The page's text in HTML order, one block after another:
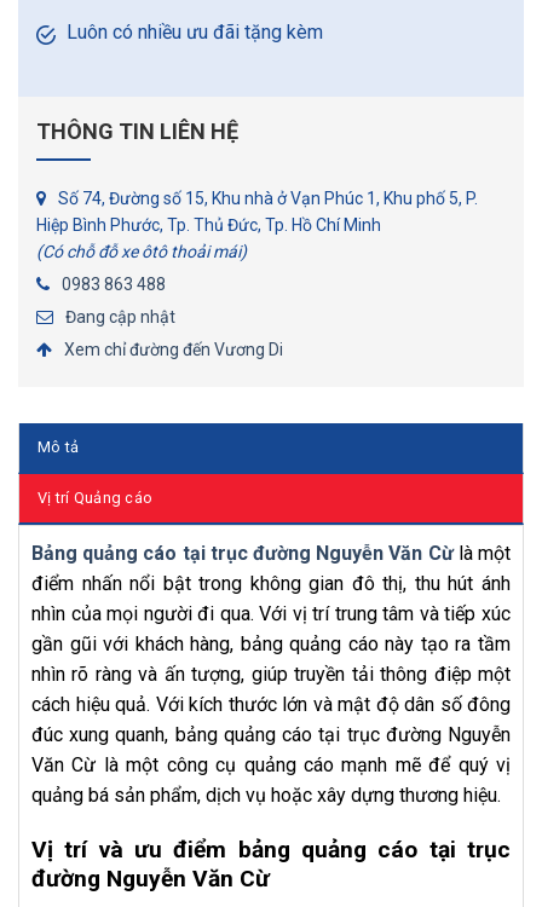
Luôn có nhiều ưu đãi tặng kèm
THÔNG TIN LIÊN HỆ
Số 74, Đường số 15, Khu nhà ở Vạn Phúc 1, Khu phố 5, P.
Hiệp Bình Phước, Tp. Thủ Đức, Tp. Hồ Chí Minh
(Có chỗ đỗ xe ôtô thoải mái)
0983 863 488
Đang cập nhật
Xem chỉ đường đến Vương Di
Mô tả
Vị trí Quảng cáo
Bảng quảng cáo tại trục đường Nguyễn Văn Cừlà một
điểm nhấn nổi bật trong không gian đô thị, thu hút ánh
nhìn của mọi người đi qua. Với vị trí trung tâm và tiếp xúc
gần gũi với khách hàng, bảng quảng cáo này tạo ra tầm
nhìn rõ ràng và ấn tượng, giúp truyền tải thông điệp một
cách hiệu quả. Với kích thước lớn và mật độ dân số đông
đúc xung quanh, bảng quảng cáo tại trục đường Nguyễn
Văn Cừ là một công cụ quảng cáo mạnh mẽ để quý vị
quảng bá sản phẩm, dịch vụ hoặc xây dựng thương hiệu.
Vị trí và ưu điểm bảng quảng cáo tại trục
đường Nguyễn Văn Cừ